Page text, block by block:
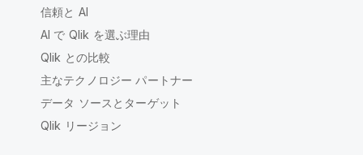
信頼と AI
AI で Qlik を選ぶ理由
Qlik との比較
主なテクノロジー パートナー
データ ソースとターゲット
Qlik リージョン